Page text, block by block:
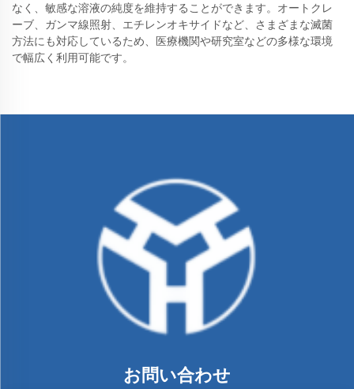
なく、敏感な溶液の純度を維持することができます。オートクレ
ーブ、ガンマ線照射、エチレンオキサイドなど、さまざまな滅菌
方法にも対応しているため、医療機関や研究室などの多様な環境
で幅広く利用可能です。
お問い合わせ